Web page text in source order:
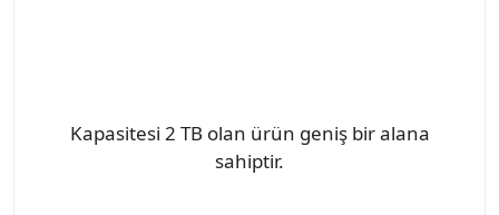
Kapasitesi 2 TB olan ürün geniş bir alana
sahiptir.